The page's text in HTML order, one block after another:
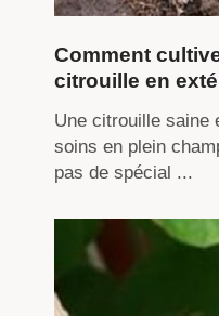
Comment
citrouille en
Une citrouille saine
soins en plein
pas de spécial ...